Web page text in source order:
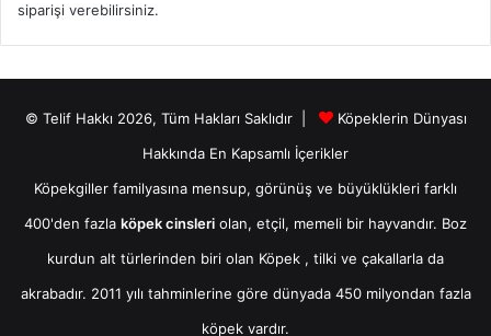
siparişi verebilirsiniz.
© Telif Hakkı 2026, Tüm Hakları Saklıdır |
Köpeklerin Dünyası
Hakkında En Kapsamlı İçerikler
Köpekgiller familyasına mensup, görünüş ve büyüklükleri farklı
400'den fazla köpek cinsleri olan, etçil, memeli bir hayvandır. Boz
kurdun alt türlerinden biri olan Köpek , tilki ve çakallarla da
akrabadır. 2011 yılı tahminlerine göre dünyada 450 milyondan fazla
köpek vardır.